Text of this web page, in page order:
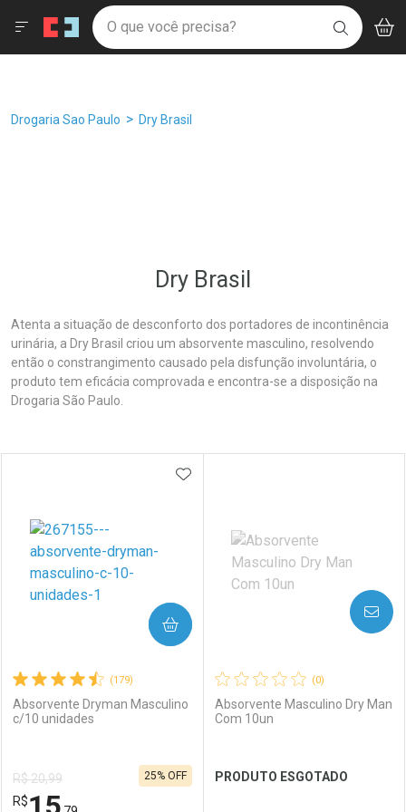
Drogaria São Paulo
Ir direto para a home
pela página
Ir direto para o conteúdo
Ir direto para a busca
Ir direto para a notificações
Faça a sua busca
O que você precisa? BUSCAR
Menu
Breadcrumb
Drogaria Sao Paulo Dry Brasil
Dry Brasil
Atenta a situação de desconforto dos portadores de incontinência
urinária, a Dry Brasil criou um absorvente masculino, resolvendo
então o constrangimento causado pela disfunção involuntária, o
produto tem eficácia comprovada e encontra-se a disposição na
Drogaria São Paulo.
(179)
Absorvente Dryman Masculino
c/10 unidades
R$ 20,99
R$
25% OFF
ADICIONAR AOS FAVORITOS
COMPRAR
(0)
Absorvente Masculino Dry Man
Com 10un
PRODUTO ESGOTADO
AVISE-ME
Âncoras
Filtros Ordenar por